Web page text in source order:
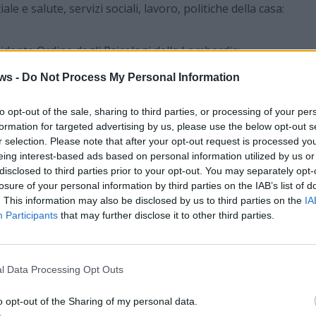
- Do Not Process My Personal Information
opt-out of the sale, sharing to third parties, or processing of your
for targeted advertising by us, please use the below opt-out
selection. Please note that after your opt-out request is processed
interest-based ads based on personal information utilized by us
to third parties prior to your opt-out. You may separately
of your personal information by third parties on the IAB’s list of
This information may also be disclosed by us to third parties on the
Participants that may further disclose it to other third parties.
Data Processing Opt Outs
opt-out of the Sharing of my personal data.
e salute, servizi sociali, lavoro, politiche della casa:
Ordine degli Psicologi della Lombardia;
Sanità Regione Lombardia;
Socio Sanitario ASST Valle Olona;
ASST Valle Olona, Dipartimento Salute
Ufficio Scolastico Territoriale di Varese;
Law Tax and Finance:
Associato Psicologia del Lavoro e delle
Scuole che Promuovono Salute”
Domenico Cirino, Referenti Territoriali OPL
Onlus.
Rete 55
dettagliato e alle modalità di prenotazione:
2022-SAVE-THE-DATE-La-riforma-di-
Lombardia-Il-ruolo-dello-Psicologo.php